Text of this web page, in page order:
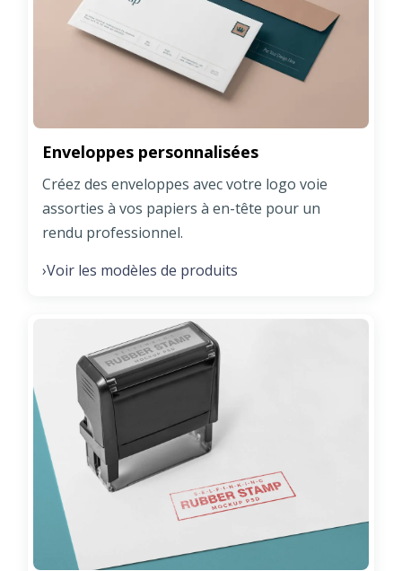
Enveloppes personnalisées
Créez des enveloppes avec votre logo voie
assorties à vos papiers à en-tête pour un
rendu professionnel.
›Voir les modèles de produits